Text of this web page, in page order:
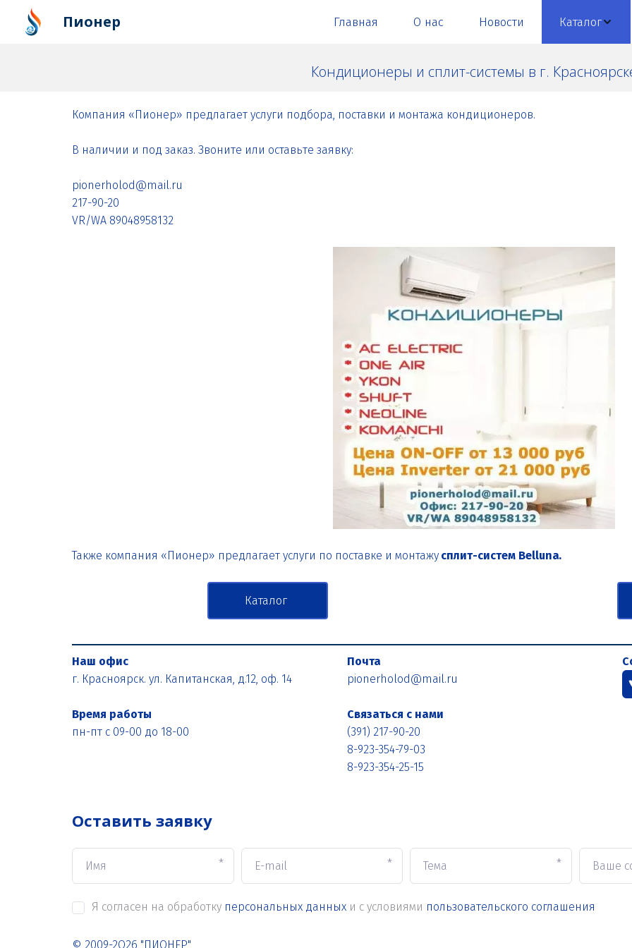
Пионер Главная О нас Новости Каталог
Кондиционеры и сплит-системы в г.
Компания «Пионер» предлагает услуги подбора, поставки и монтажа кондиционеров.
В наличии и под заказ. Звоните или оставьте заявку:
pionerholod@mail.ru
217-90-20
VR/WA 89048958132
Также компания «Пионер» предлагает услуги по поставке и монтажу сплит-систем Belluna.
Каталог
Наш офис
г. Красноярск. ул. Капитанская, д.12, оф. 14
Время работы
пн-пт с 09-00 до 18-00
Почта
pionerholod@mail.ru
Связаться с нами
(391) 217-90-20
8-923-354-79-03
8-923-354-25-15
Оставить заявку
* * *
Я согласен на обработку персональных данных и с условиями пользовательского соглашения
© 2009-2О26 "ПИОНЕР"